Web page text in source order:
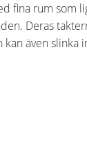
rum som
Deras
även